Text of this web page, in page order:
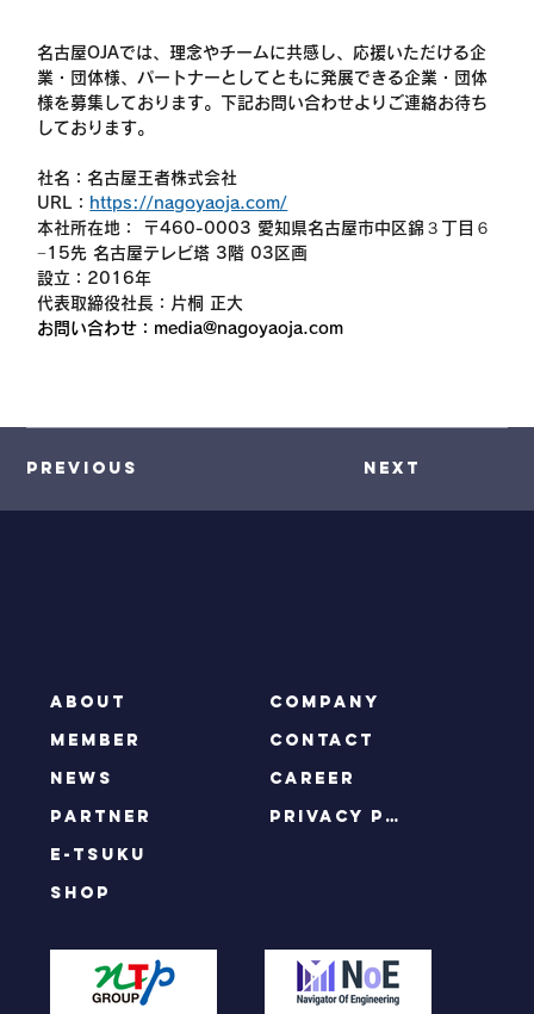
名古屋OJAでは、理念やチームに共感し、応援いただける企
業・団体様、パートナーとしてともに発展できる企業・団体
様を募集しております。下記お問い合わせよりご連絡お待ち
しております。
社名：名古屋王者株式会社
URL： https://nagoyaoja.com/
本社所在地： 〒460-0003 愛知県名古屋市中区錦３丁目６
−15先 名古屋テレビ塔 3階 03区画
設立：2016年
代表取締役社長：片桐 正大
お問い合わせ：media@nagoyaoja.com
Previous Next
ABOUT
MEMBER
NEWS
PARTNER
e-tsuku
SHOP
COMPANY
CONTACT
CAREER
privacy policy